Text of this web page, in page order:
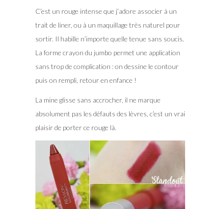
C’est un rouge intense que j’adore associer à un
trait de liner, ou à un maquillage très naturel pour
sortir. Il habille n’importe quelle tenue sans soucis.
La forme crayon du jumbo permet une application
sans trop de complication : on dessine le contour
puis on rempli, retour en enfance !
La mine glisse sans accrocher, il ne marque
absolument pas les défauts des lèvres, c’est un vrai
plaisir de porter ce rouge là.